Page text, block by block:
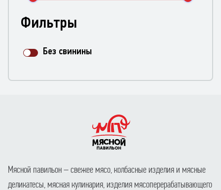
Фильтры
Без свинины
Мясной павильон – свежее мясо, колбасные изделия и мясные
деликатесы, мясная кулинария, изделия мясоперерабатывающего